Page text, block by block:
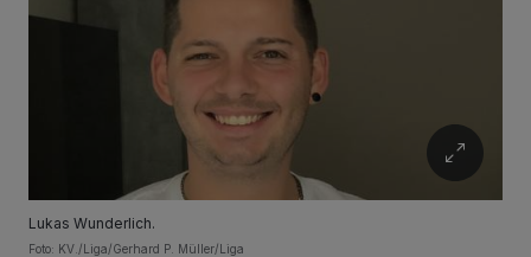
Lukas Wunderlich.
Foto: KV./Liga/Gerhard P. Müller/Liga